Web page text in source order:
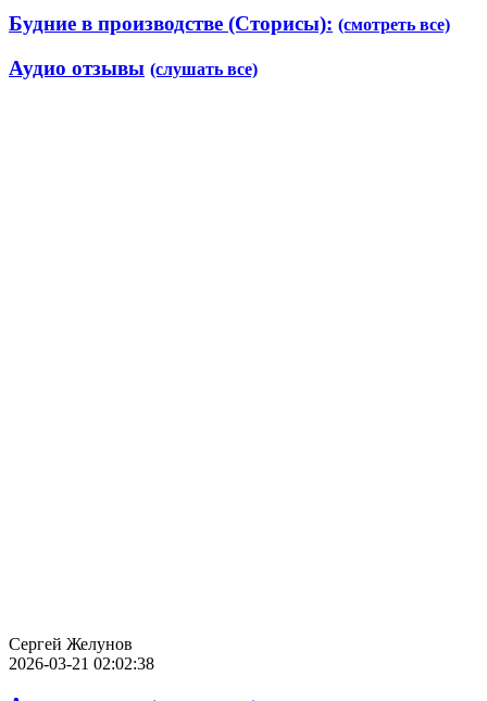
Будние в производстве (Сторисы): (смотреть все)
Аудио отзывы (слушать все)
Сергей Желунов
2026-03-21 02:02:38